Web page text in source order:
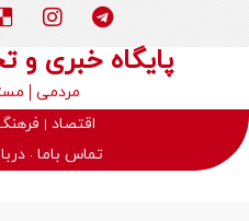
پایگاه خبری و
مردمی
اقتصاد
تماس باما